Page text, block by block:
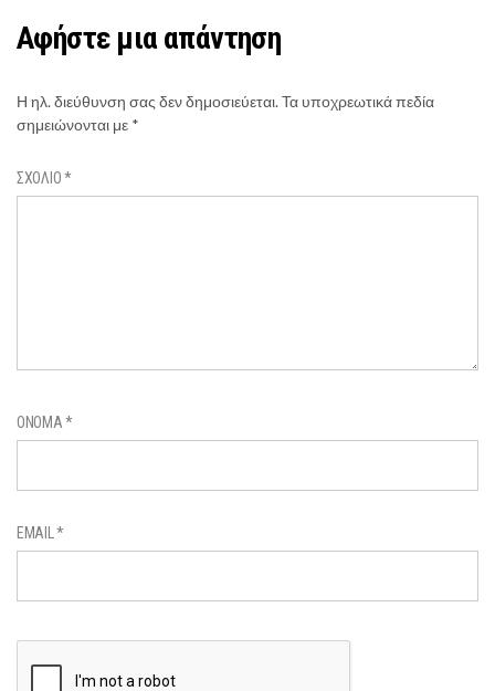
Αφήστε μια απάντηση
Η ηλ. διεύθυνση σας δεν δημοσιεύεται.Τα υποχρεωτικά πεδία
σημειώνονται με *
ΣΧΌΛΙΟ*
ΌΝΟΜΑ*
EMAIL*